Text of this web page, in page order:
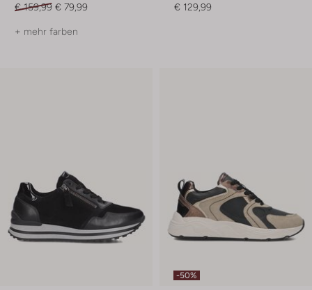
€ 159,99 € 79,99
+ mehr farben
€ 129,99
-50%